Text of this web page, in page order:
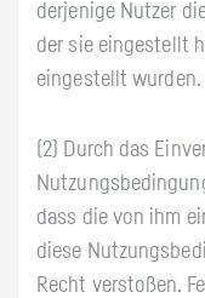
derjenige Nutzer
der sie eingestellt
eingestellt wurden.
(2) Durch das
dass die von ihm
diese
Recht verstoßen.